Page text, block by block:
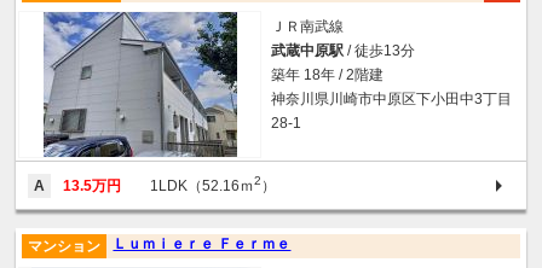
ＪＲ南武線
武蔵中原駅 / 徒歩13分
築年 18年 / 2階建
神奈川県川崎市中原区下小田中3丁目
28-1
A 13.5万円 1LDK（52.16ｍ2 ）
Ｌｕｍｉｅｒｅ Ｆｅｒｍｅ
マンション